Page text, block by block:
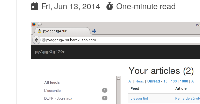
Fri, Jun 13, 2014 One-minute read